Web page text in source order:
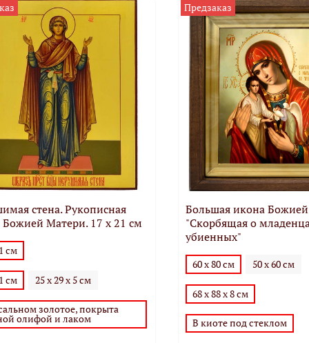
стена. Рукописная
Матери. 17 х 21 см
см
см 25 х 29 х 5 см
золотое, покрыта
олифой и лаком
Предзаказ
Большая икона
"Скорбящая о
убиенных"
60 х 80 см 50 х 60 см
68 х 88 х 8 см
В киоте под стеклом